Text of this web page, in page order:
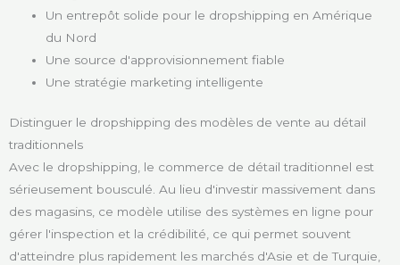
Un entrepôt solide pour le dropshipping en Amérique
du Nord
Une source d'approvisionnement fiable
Une stratégie marketing intelligente
Distinguer le dropshipping des modèles de vente au détail
traditionnels
Avec le dropshipping, le commerce de détail traditionnel est
sérieusement bousculé. Au lieu d'investir massivement dans
des magasins, ce modèle utilise des systèmes en ligne pour
gérer l'inspection et la crédibilité, ce qui permet souvent
d'atteindre plus rapidement les marchés d'Asie et de Turquie,